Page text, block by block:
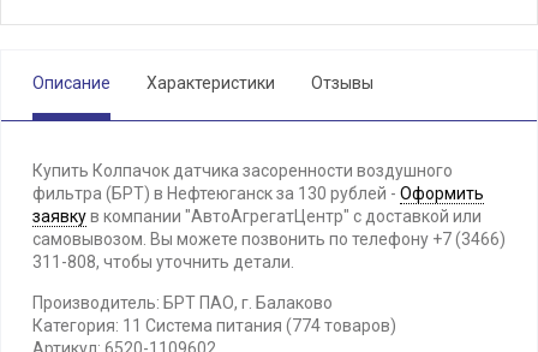
Описание Характеристики Отзывы
Купить Колпачок датчика засоренности воздушного
фильтра (БРТ) в Нефтеюганск за 130 рублей - Оформить
заявкув компании "АвтоАгрегатЦентр" с доставкой или
самовывозом. Вы можете позвонить по телефону +7 (3466)
311-808, чтобы уточнить детали.
Производитель: БРТ ПАО, г. Балаково
Категория: 11 Система питания (774 товаров)